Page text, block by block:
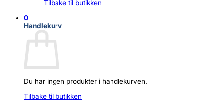
Tilbake til butikken
0
Handlekurv
Du har ingen produkter i handlekurven.
Tilbake til butikken